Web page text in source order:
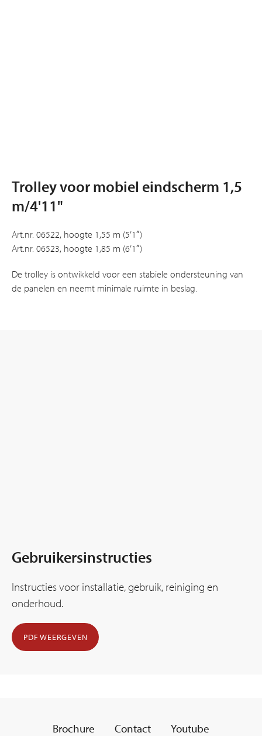
Trolley voor mobiel eindscherm 1,5
m/4'11"
Art.nr. 06522, hoogte 1,55 m (5’1″)
Art.nr. 06523, hoogte 1,85 m (6’1″)
De trolley is ontwikkeld voor een stabiele ondersteuning van
de panelen en neemt minimale ruimte in beslag.
Gebruikersinstructies
Instructies voor installatie, gebruik, reiniging en
onderhoud.
PDF WEERGEVEN
Brochure Contact Youtube